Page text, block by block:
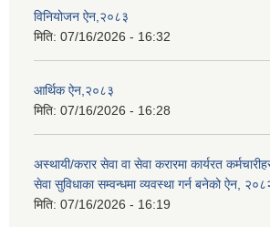
विनियोजन ऐन,२०८३
मिति: 07/16/2026 - 16:32
आर्थिक ऐन,२०८३
मिति: 07/16/2026 - 16:28
अस्थायी/करार सेवा वा सेवा करारमा कार्यरत
सेवा सुविधाका सम्वन्धमा व्यवस्था गर्न बनेको ऐन,
मिति: 07/16/2026 - 16:19